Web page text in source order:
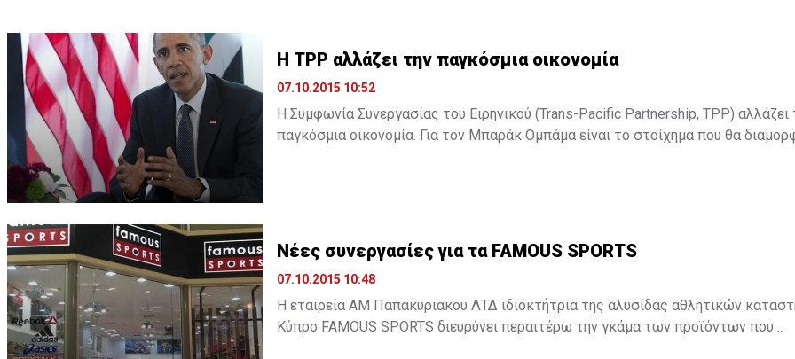
H TPP αλλάζει την παγκόσμια οικονομία
07.10.2015 10:52
Η Συμφωνία Συνεργασίας του Ειρηνικού (Trans-Pacific Partnership, TPP) αλλάζει
παγκόσμια οικονομία. Για τον Μπαράκ Ομπάμα είναι το στοίχημα που θα
Νέες συνεργασίες για τα FAMOUS SPORTS
07.10.2015 10:48
Η εταιρεία ΑΜ Παπακυριακου ΛΤΔ ιδιοκτήτρια της αλυσίδας αθλητικών
Κύπρο FAMOUS SPORTS διευρύνει περαιτέρω την γκάμα των προϊόντων που